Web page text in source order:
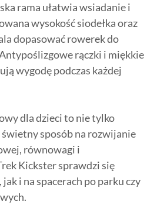
rama ułatwia wsiadanie i
wysokość siodełka oraz
dopasować rowerek do
rączki i miękkie
wygodę podczas każdej
dla dzieci to nie tylko
świetny sposób na rozwijanie
równowagi i
Kickster sprawdzi się
i na spacerach po parku czy